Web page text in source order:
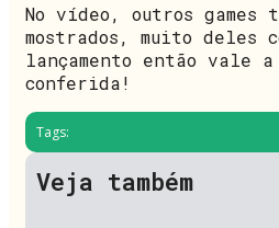
No vídeo, outros games
mostrados, muito deles
lançamento então vale a
conferida!
Tags:
Veja também